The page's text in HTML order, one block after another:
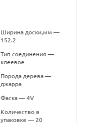
Ширина доски,мм —
152.2
Тип соединения —
клеевое
Порода дерева —
джарра
Фаска — 4V
Количество в
упаковке — 20